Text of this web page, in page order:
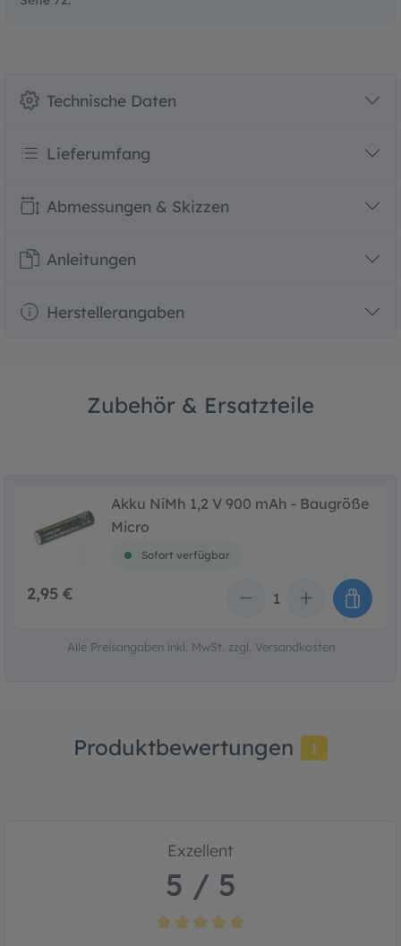
Technische Daten
Lieferumfang
Abmessungen & Skizzen
Anleitungen
Herstellerangaben
Zubehör & Ersatzteile
Akku NiMh 1,2 V 900 mAh - Baugröße
Micro
Sofort verfügbar
2,95 €
Alle Preisangaben inkl. MwSt. zzgl. Versandkosten
Produktbewertungen 1
Exzellent
5 / 5